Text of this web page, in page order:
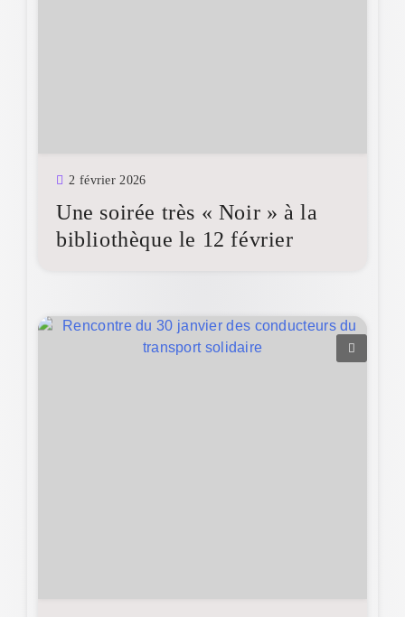
2 février 2026
Une soirée très « Noir » à la
bibliothèque le 12 février